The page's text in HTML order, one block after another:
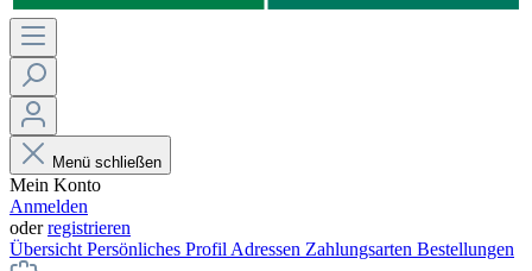
Menü schließen
Mein Konto
Anmelden
oderregistrieren
Übersicht Persönliches Profil Adressen Zahlungsarten Bestellungen